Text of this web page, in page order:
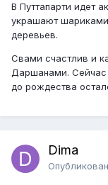
В Путтапарти идет
украшают
деревьев.
Свами счастлив и
Даршанами. Сейчас
до рождества
Dima